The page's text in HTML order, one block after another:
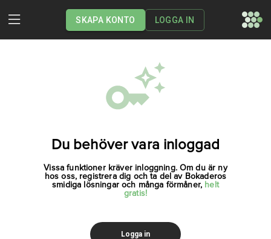
SKAPA KONTO LOGGA IN
Du behöver vara inloggad
Vissa funktioner kräver inloggning. Om du är ny
hos oss, registrera dig och ta del av Bokaderos
smidiga lösningar och många förmåner, helt
gratis!
Logga in